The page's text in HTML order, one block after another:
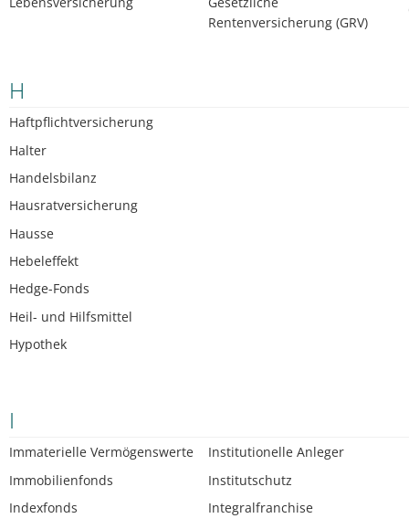
Rentenversicherung (GRV)
H
Haftpflichtversicherung
Halter
Handelsbilanz
Hausratversicherung
Hausse
Hebeleffekt
Hedge-Fonds
Heil- und Hilfsmittel
Hypothek
I
Immaterielle Vermögenswerte
Immobilienfonds
Indexfonds
Institutionelle Anleger
Institutschutz
Integralfranchise